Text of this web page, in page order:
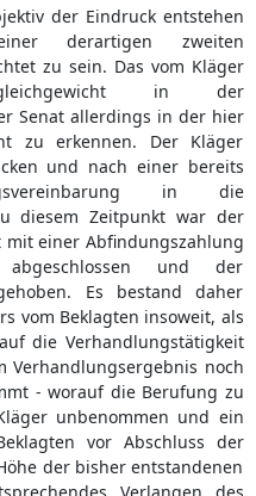
der Eindruck entstehen
derartigen zweiten
zu sein. Das vom Kläger
in der
Senat allerdings in der hier
zu erkennen. Der Kläger
und nach einer bereits
in die
diesem Zeitpunkt war der
einer Abfindungszahlung
und der
Es bestand daher
vom Beklagten insoweit, als
die Verhandlungstätigkeit
Verhandlungsergebnis noch
- worauf die Berufung zu
unbenommen und ein
vor Abschluss der
der bisher entstandenen
Verlangen des